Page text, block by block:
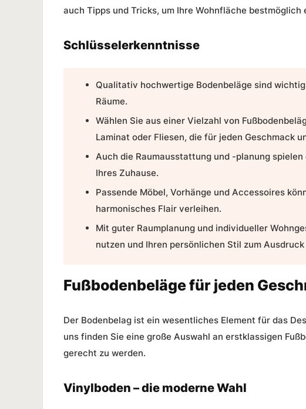
auch Tipps und Tricks, um Ihre Wohnfläche
Schlüsselerkenntnisse
Qualitativ hochwertige Bodenbeläge sind
Räume.
Wählen Sie aus einer Vielzahl von
Laminat oder Fliesen, die für jeden Geschmack
Auch die Raumausstattung und -planung
Ihres Zuhause.
Passende Möbel, Vorhänge und Accessoires
harmonisches Flair verleihen.
Mit guter Raumplanung und individueller
nutzen und Ihren persönlichen Stil zum
Fußbodenbeläge für jeden
Der Bodenbelag ist ein wesentliches Element für das
uns finden Sie eine große Auswahl an erstklassigen
gerecht zu werden.
Vinylboden – die moderne Wahl